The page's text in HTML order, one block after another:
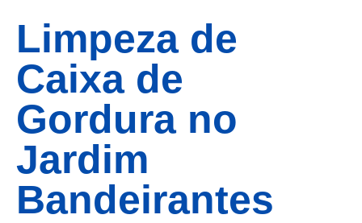
Limpeza de
Caixa de
Gordura no
Jardim
Bandeirantes